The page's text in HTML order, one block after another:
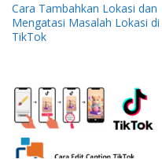
Cara Tambahkan Lokasi dan
Mengatasi Masalah Lokasi di
TikTok